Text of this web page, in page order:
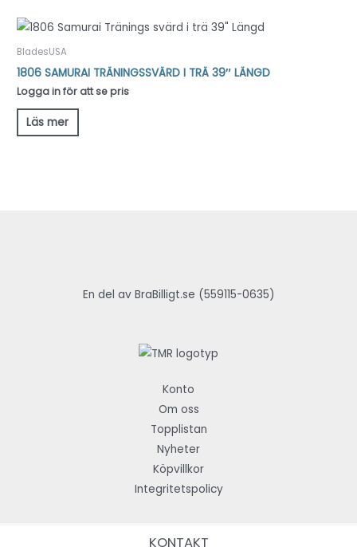
BladesUSA
1806 SAMURAI TRÄNINGSSVÄRD I TRÄ 39″ LÄNGD
Logga in för att se pris
Läs mer
En del av BraBilligt.se (559115-0635)
Konto
Om oss
Topplistan
Nyheter
Köpvillkor
Integritetspolicy
KONTAKT